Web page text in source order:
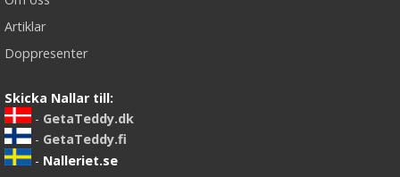
Artiklar
Doppresenter
Skicka Nallar till:
- GetaTeddy.dk
- GetaTeddy.fi
- Nalleriet.se